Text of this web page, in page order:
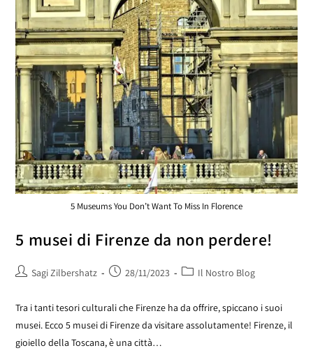
5 Museums You Don’t Want To Miss In Florence
5 musei di Firenze da non perdere!
Sagi Zilbershatz 28/11/2023 Il Nostro Blog
Tra i tanti tesori culturali che Firenze ha da offrire, spiccano i suoi
musei. Ecco 5 musei di Firenze da visitare assolutamente! Firenze, il
gioiello della Toscana, è una città…